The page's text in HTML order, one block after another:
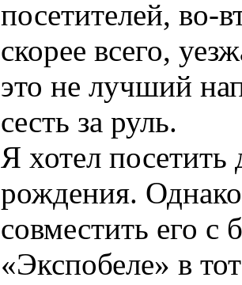
посетителей, во-
скорее всего,
это не лучший
сесть за руль.
Я хотел посетить
рождения.
совместить его с
«Экспобеле» в